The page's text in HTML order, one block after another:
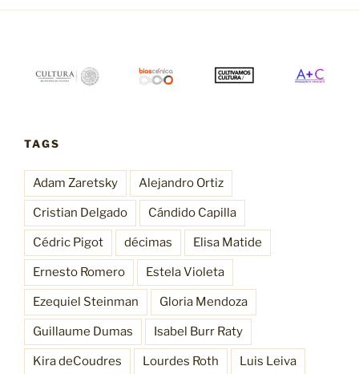
TAGS
Adam Zaretsky Alejandro Ortiz
Cristian Delgado Cándido Capilla
Cédric Pigot décimas Elisa Matide
Ernesto Romero Estela Violeta
Ezequiel Steinman Gloria Mendoza
Guillaume Dumas Isabel Burr Raty
Kira deCoudres Lourdes Roth Luis Leiva